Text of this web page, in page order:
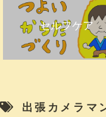
セルフケア
出張カメラマ